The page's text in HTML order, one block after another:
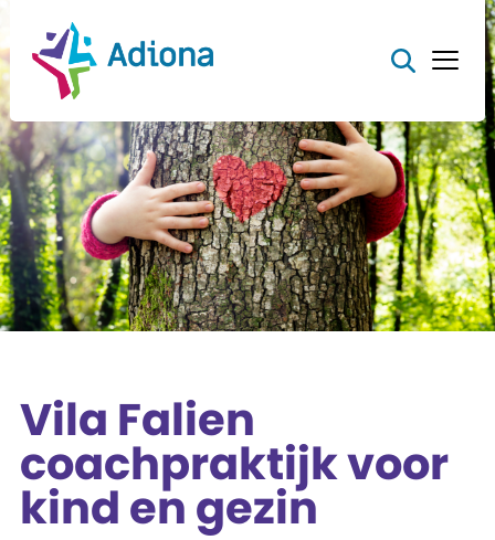
Vila Falien
coachpraktijk voor
kind en gezin